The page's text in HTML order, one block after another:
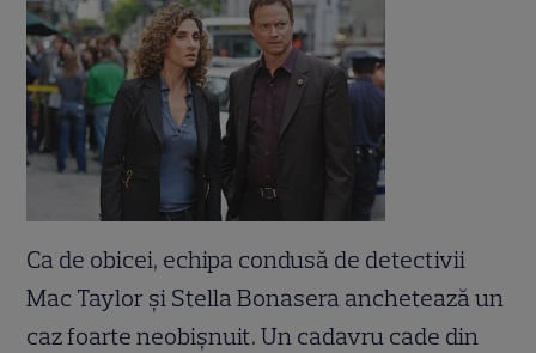
Ca de obicei, echipa condusă de detectivii
Mac Taylor şi Stella Bonasera anchetează un
caz foarte neobişnuit. Un cadavru cade din